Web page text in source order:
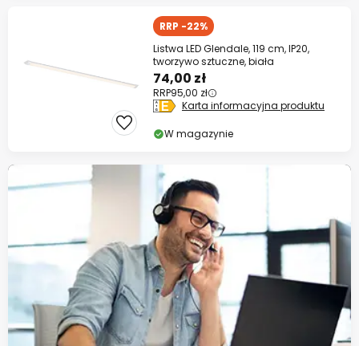
RRP -22%
Listwa LED Glendale, 119 cm, IP20,
tworzywo sztuczne, biała
74,00 zł
RRP95,00 zł
Karta informacyjna produktu
W magazynie